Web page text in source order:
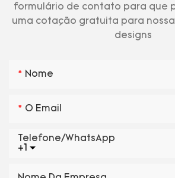
formulário de contato para que
uma cotação gratuita para
designs
Nome
O Email
+1
Telefone/WhatsApp